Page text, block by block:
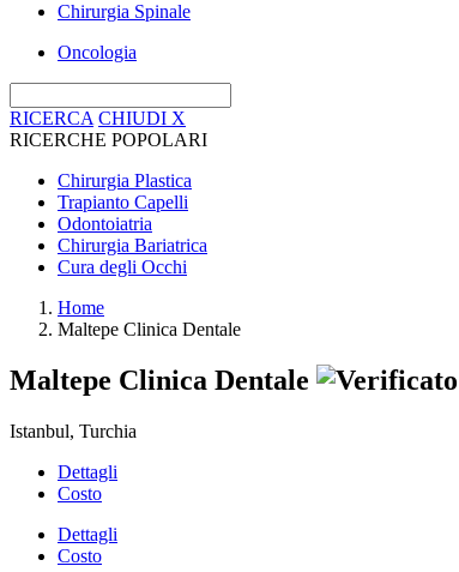
Chirurgia Spinale
Oncologia
RICERCA CHIUDI X
RICERCHE POPOLARI
Chirurgia Plastica
Trapianto Capelli
Odontoiatria
Chirurgia Bariatrica
Cura degli Occhi
Home
Maltepe Clinica Dentale
Maltepe Clinica Dentale
Istanbul, Turchia
Dettagli
Costo
Dettagli
Costo